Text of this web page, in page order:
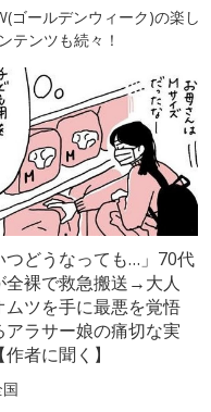
ゴールデンウィーク)の楽し
テンツも続々！
つどうなっても…」70代
全裸で救急搬送→大人
ムツを手に最悪を覚悟
アラサー娘の痛切な実
者に聞く】